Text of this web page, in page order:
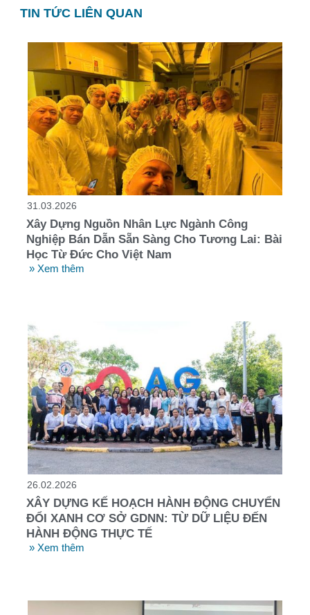
TIN TỨC LIÊN QUAN
31.03.2026
Xây Dựng Nguồn Nhân Lực Ngành Công
Nghiệp Bán Dẫn Sẵn Sàng Cho Tương Lai: Bài
Học Từ Đức Cho Việt Nam
» Xem thêm
26.02.2026
XÂY DỰNG KẾ HOẠCH HÀNH ĐỘNG CHUYỂN
ĐỔI XANH CƠ SỞ GDNN: TỪ DỮ LIỆU ĐẾN
HÀNH ĐỘNG THỰC TẾ
» Xem thêm